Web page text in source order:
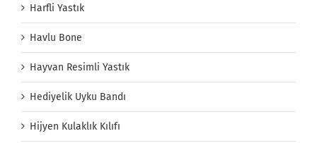
Harfli Yastık
Havlu Bone
Hayvan Resimli Yastık
Hediyelik Uyku Bandı
Hijyen Kulaklık Kılıfı